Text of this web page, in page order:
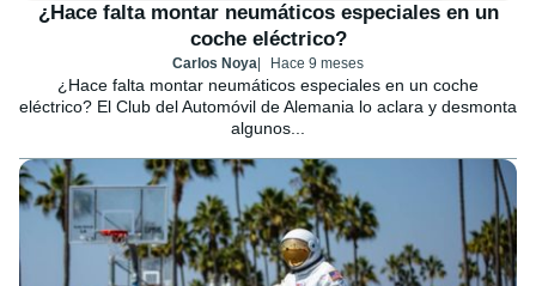
¿Hace falta montar neumáticos especiales en un
coche eléctrico?
Carlos Noya Hace 9 meses
¿Hace falta montar neumáticos especiales en un coche
eléctrico? El Club del Automóvil de Alemania lo aclara y desmonta
algunos...